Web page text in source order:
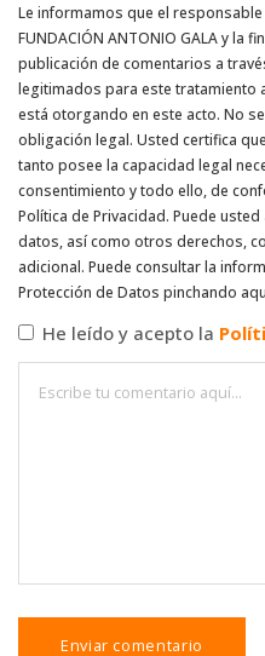
Le informamos que el
FUNDACIÓN ANTONIO GALA y la
publicación de comentarios a
legitimados para este tratamiento
está otorgando en este acto. No
obligación legal. Usted certifica
tanto posee la capacidad legal
consentimiento y todo ello, de
Política de Privacidad. Puede
datos, así como otros derechos,
adicional. Puede consultar la
Protección de Datos pinchando
He leído y acepto la